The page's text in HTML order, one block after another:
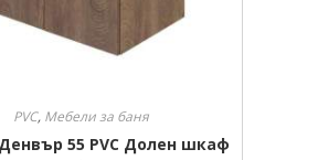
PVC, Мебели за баня
Денвър 55 PVC Долен шкаф